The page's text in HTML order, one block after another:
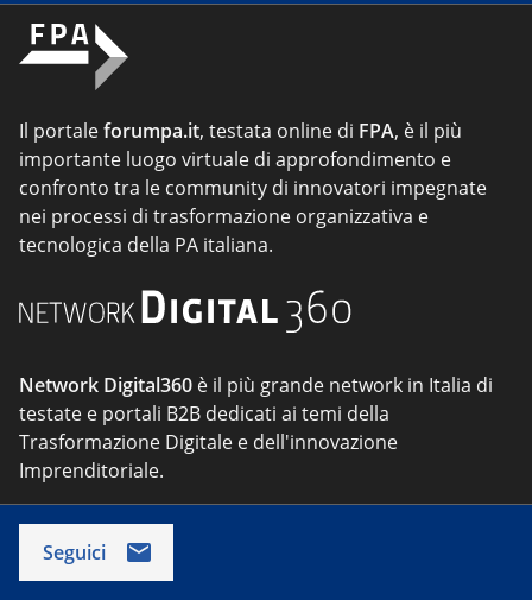
Il portaleforumpa.it, testata online di FPA, è il più
importante luogo virtuale di approfondimento e
confronto tra le community di innovatori impegnate
nei processi di trasformazione organizzativa e
tecnologica della PA italiana.
Network Digital360 è il più grande network in Italia di
testate e portali B2B dedicati ai temi della
Trasformazione Digitale e dell'innovazione
Imprenditoriale.
Seguici